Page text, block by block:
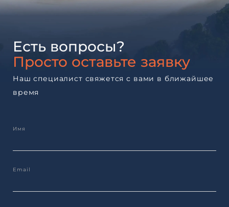
Есть вопросы?
Просто оставьте заявку
Наш специалист свяжется с вами в ближайшее
время